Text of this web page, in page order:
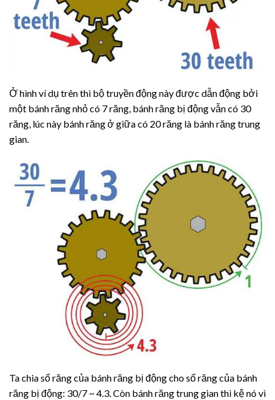
Ở hình ví dụ trên thì bộ truyền động này được dẫn động bởi
một bánh răng nhỏ có 7 răng, bánh răng bị động vẫn có 30
răng, lúc này bánh răng ở giữa có 20 răng là bánh răng trung
gian.
Ta chia số răng của bánh răng bị động cho số răng của bánh
răng bị động: 30/7 ~ 4.3. Còn bánh răng trung gian thì kệ nó vì